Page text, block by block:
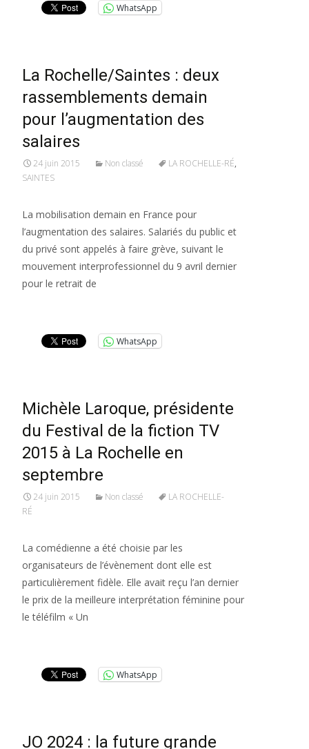
WhatsApp
La Rochelle/Saintes : deux
rassemblements demain
pour l’augmentation des
salaires
24 juin 2015 Non classé LA ROCHELLE-RÉ,
SAINTES
La mobilisation demain en France pour
l’augmentation des salaires. Salariés du public et
du privé sont appelés à faire grève, suivant le
mouvement interprofessionnel du 9 avril dernier
pour le retrait de
WhatsApp
Michèle Laroque, présidente
du Festival de la fiction TV
2015 à La Rochelle en
septembre
24 juin 2015 Non classé
LA ROCHELLE-
RÉ
La comédienne a été choisie par les
organisateurs de l’évènement dont elle est
particulièrement fidèle. Elle avait reçu l’an dernier
le prix de la meilleure interprétation féminine pour
le téléfilm « Un
WhatsApp
JO 2024 : la future grande